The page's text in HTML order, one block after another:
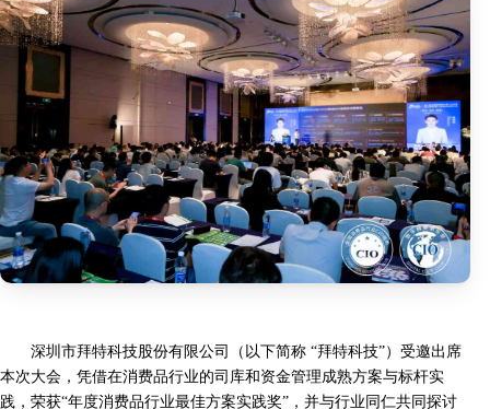
深圳市拜特科技股份有限公司（以下简称 “拜特科技”）受邀出席
本次大会，凭借在消费品行业的司库和资金管理成熟方案与标杆实
践，荣获“年度消费品行业最佳方案实践奖”，并与行业同仁共同探讨